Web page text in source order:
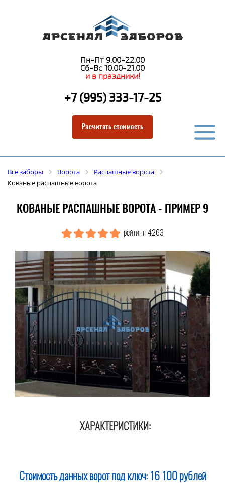
Пн-Пт 9.00-22.00
Сб-Вс 10.00-21.00
и в праздники!
+7 (995) 333-17-25
Расчитать стоимость
Все заборы Ворота
Распашные ворота
Кованые распашные ворота
КОВАНЫЕ РАСПАШНЫЕ ВОРОТА - ПРИМЕР 9
рейтинг: 4263
ХАРАКТЕРИСТИКИ:
Стоимость данных ворот под ключ: 16 100 рублей